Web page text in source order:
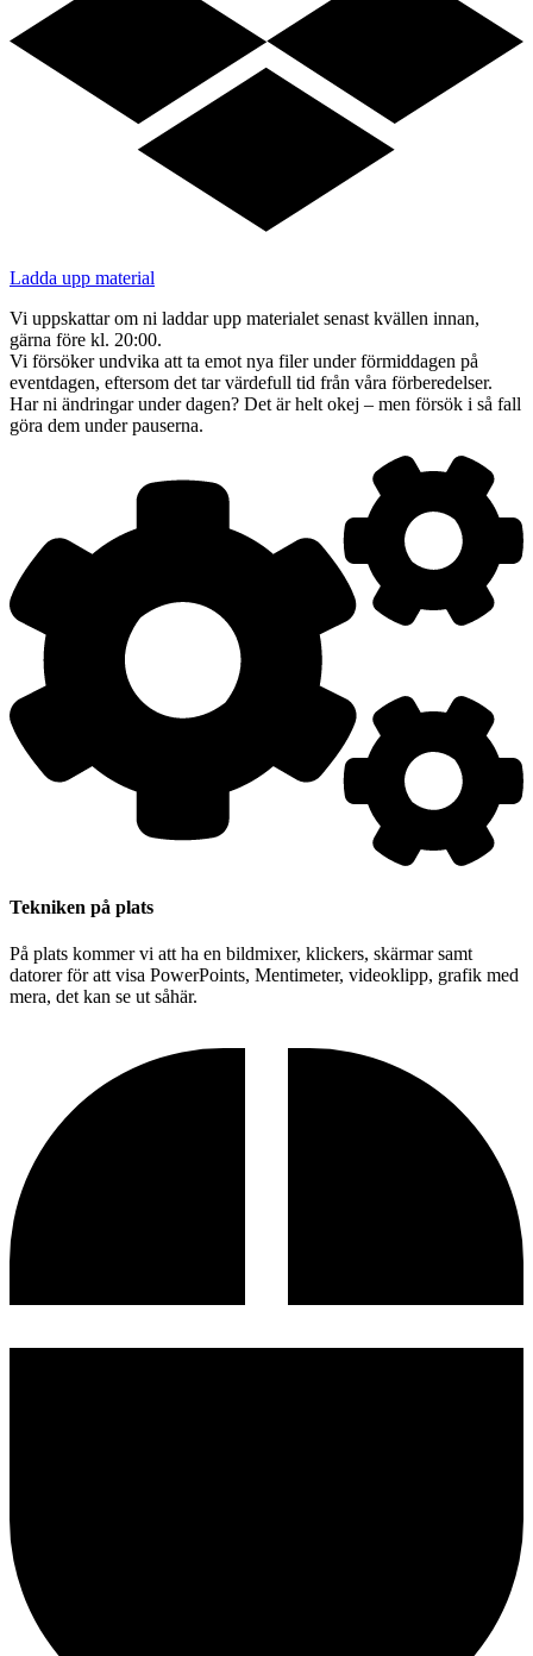
Ladda upp material
Vi uppskattar om ni laddar upp materialet senast kvällen innan,
gärna före kl. 20:00.
Vi försöker undvika att ta emot nya filer under förmiddagen på
eventdagen, eftersom det tar värdefull tid från våra förberedelser.
Har ni ändringar under dagen? Det är helt okej – men försök i så fall
göra dem under pauserna.
Tekniken på plats
På plats kommer vi att ha en bildmixer, klickers, skärmar samt
datorer för att visa PowerPoints, Mentimeter, videoklipp, grafik med
mera, det kan se ut såhär.